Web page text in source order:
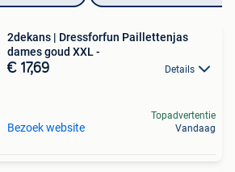
2dekans | Dressforfun Paillettenjas
dames goud XXL -
€ 17,69 Details
Bezoek website
Topadvertentie
Vandaag